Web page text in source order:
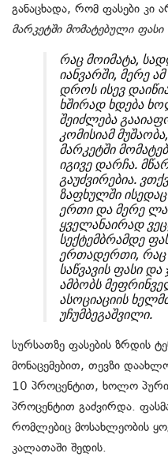
განაცხადა, რომ ფასები კი
მარკეტში მომატებული
რაც მოიმატა,
იანვარში, მერე
დროს ისევ
ხშირად ხდება
შეიძლება
კომისიამ
მარკეტში
იგივე დარჩა.
გაუძვირებია.
ზაფხულში
ერთი და მერე
ყველანაირად
სექტემბრამდე
ერთადერთი, რაც
საწვავის ფასი და
ამბობს
ასოციაციის
უჩუმბეგაშვილი.
სურსათზე ფასების ზრდის
მონაცემებით, თევზი
10 პროცენტით, ხოლო
პროცენტით გაძვირდა.
რომლებიც მოსახლეობის
კალათაში შედის.